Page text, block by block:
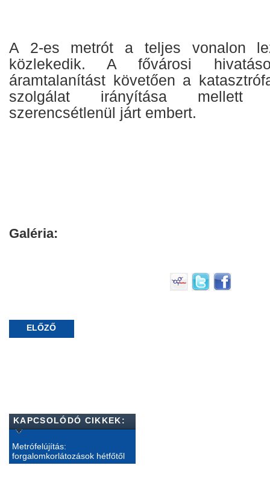
A 2-es metrót a teljes vonalon
közlekedik. A fővárosi
áramtalanítást követően a
szolgálat irányítása mellett
szerencsétlenül járt embert.
Galéria:
ELŐZŐ
KAPCSOLÓDÓ CIKKEK:
Metrófelújítás:
forgalomkorlátozások hétfőtől